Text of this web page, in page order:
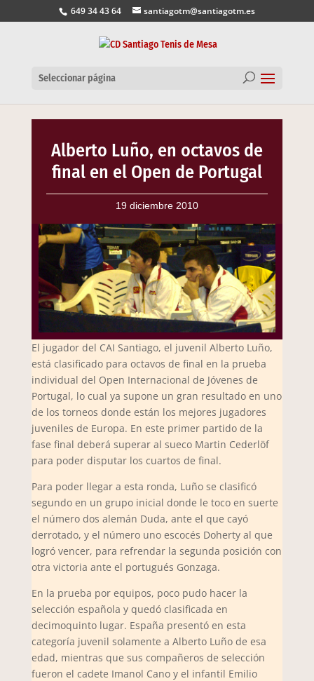
649 34 43 64 santiagotm@santiagotm.es
Seleccionar página
Alberto Luño, en octavos de
final en el Open de Portugal
19 diciembre 2010
El jugador del CAI Santiago, el juvenil Alberto Luño,
está clasificado para octavos de final en la prueba
individual del Open Internacional de Jóvenes de
Portugal, lo cual ya supone un gran resultado en uno
de los torneos donde están los mejores jugadores
juveniles de Europa. En este primer partido de la
fase final deberá superar al sueco Martin Cederlöf
para poder disputar los cuartos de final.
Para poder llegar a esta ronda, Luño se clasificó
segundo en un grupo inicial donde le toco en suerte
el número dos alemán Duda, ante el que cayó
derrotado, y el número uno escocés Doherty al que
logró vencer, para refrendar la segunda posición con
otra victoria ante el portugués Gonzaga.
En la prueba por equipos, poco pudo hacer la
selección española y quedó clasificada en
decimoquinto lugar. España presentó en esta
categoría juvenil solamente a Alberto Luño de esa
edad, mientras que sus compañeros de selección
fueron el cadete Imanol Cano y el infantil Emilio